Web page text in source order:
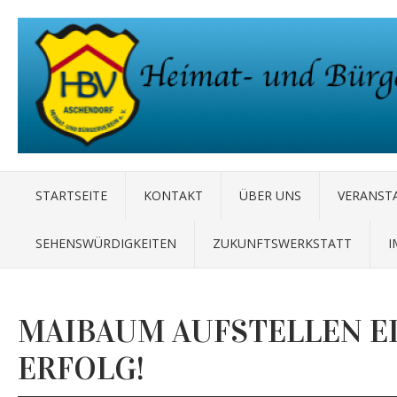
STARTSEITE KONTAKT ÜBER UNS
SEHENSWÜRDIGKEITEN ZUKUNFTSWERKSTATT
MAIBAUM AUFSTELLEN
ERFOLG!